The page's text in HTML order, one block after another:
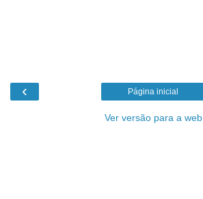
‹ Página inicial
Ver versão para a web